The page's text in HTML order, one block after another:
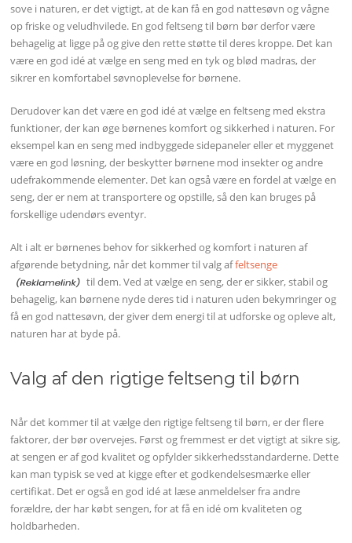
sove i naturen, er det vigtigt, at de kan få en god nattesøvn og vågne
op friske og veludhvilede. En god feltseng til børn bør derfor være
behagelig at ligge på og give den rette støtte til deres kroppe. Det kan
være en god idé at vælge en seng med en tyk og blød madras, der
sikrer en komfortabel søvnoplevelse for børnene.
Derudover kan det være en god idé at vælge en feltseng med ekstra
funktioner, der kan øge børnenes komfort og sikkerhed i naturen. For
eksempel kan en seng med indbyggede sidepaneler eller et myggenet
være en god løsning, der beskytter børnene mod insekter og andre
udefrakommende elementer. Det kan også være en fordel at vælge en
seng, der er nem at transportere og opstille, så den kan bruges på
forskellige udendørs eventyr.
Alt i alt er børnenes behov for sikkerhed og komfort i naturen af
afgørende betydning, når det kommer til valg affeltsenge
til dem. Ved at vælge en seng, der er sikker, stabil og
behagelig, kan børnene nyde deres tid i naturen uden bekymringer og
få en god nattesøvn, der giver dem energi til at udforske og opleve alt,
naturen har at byde på.
Valg af den rigtige feltseng til børn
Når det kommer til at vælge den rigtige feltseng til børn, er der flere
faktorer, der bør overvejes. Først og fremmest er det vigtigt at sikre sig,
at sengen er af god kvalitet og opfylder sikkerhedsstandarderne. Dette
kan man typisk se ved at kigge efter et godkendelsesmærke eller
certifikat. Det er også en god idé at læse anmeldelser fra andre
forældre, der har købt sengen, for at få en idé om kvaliteten og
holdbarheden.